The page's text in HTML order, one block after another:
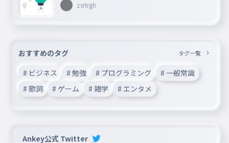
zsrtrgh
おすすめのタグ タグ一覧
# ビジネス # 勉強 # プログラミング
# 一般常識
# 歌詞
# ゲーム # 雑学 # エンタメ
Ankey公式 Twitter